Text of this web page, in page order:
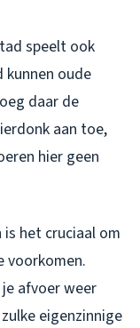
speelt ook
kunnen oude
daar de
aan toe,
hier geen
het cruciaal om
voorkomen.
afvoer weer
eigenzinnige